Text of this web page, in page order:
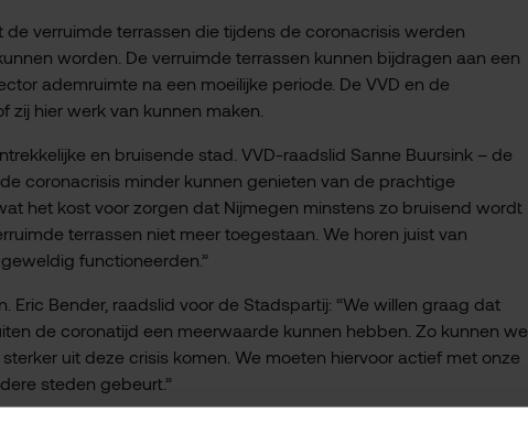
verruimde terrassen die tijdens de coronacrisis werden
worden. De verruimde terrassen kunnen bijdragen aan een
ademruimte na een moeilijke periode. De VVD en de
hier werk van kunnen maken.
en bruisende stad. VVD-raadslid Sanne Buursink – de
coronacrisis minder kunnen genieten van de prachtige
het kost voor zorgen dat Nijmegen minstens zo bruisend wordt
terrassen niet meer toegestaan. We horen juist van
functioneerden.”
Bender, raadslid voor de Stadspartij: “We willen graag dat
de coronatijd een meerwaarde kunnen hebben. Zo kunnen we
uit deze crisis komen. We moeten hiervoor actief met onze
steden gebeurt.”